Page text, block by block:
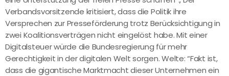
Verbandsvorsitzende kritisiert, dass die Politik ihre
Versprechen zur Presseförderung trotz Berücksichtigung in
zwei Koalitionsverträgen nicht eingelöst habe. Mit einer
Digitalsteuer würde die Bundesregierung für mehr
Gerechtigkeit in der digitalen Welt sorgen. Welte: “Fakt ist,
dass die gigantische Marktmacht dieser Unternehmen ein